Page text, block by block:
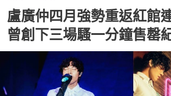
盧廣仲四月強勢重返紅館
曾創下三場騷一分鐘售罄